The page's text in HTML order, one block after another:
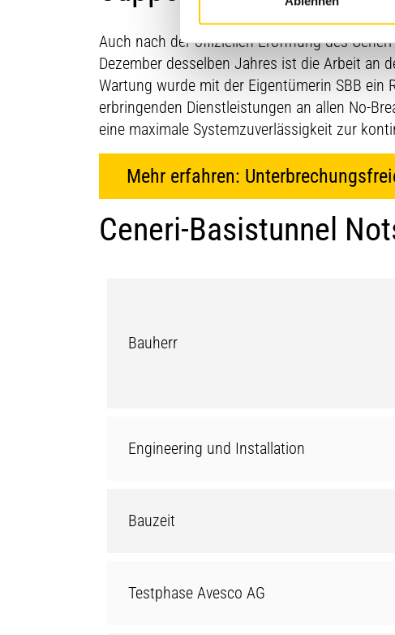
Auch nach der offiziellen Eröffnung des
Dezember desselben Jahres ist die Arbeit an
Wartung wurde mit der Eigentümerin SBB ein
erbringenden Dienstleistungen an allen No-
eine maximale Systemzuverlässigkeit zur
Mehr erfahren:
Ceneri-Basistunnel
Bauherr
Engineering und Installation
Bauzeit
Testphase Avesco AG